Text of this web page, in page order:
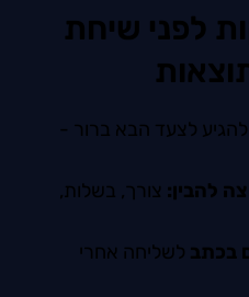
10 דקות לפני שיחת
להגיע לצעד הבא ברור -
צורך, בשלות,
בכתב לשליחה אחרי